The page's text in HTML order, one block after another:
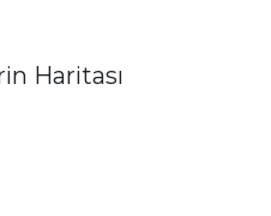
Haritası